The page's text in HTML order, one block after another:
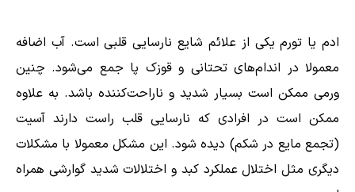
ادم یا تورم یکی از علائم شایع نارسایی قلبی است. آب اضافه
معمولا در اندام‌های تحتانی و قوزک پا جمع می‌شود. چنین
ورمی ممکن است بسیار شدید و ناراحت‌کننده باشد. به علاوه
ممکن است در افرادی که نارسایی قلب راست دارند آسیت
(تجمع مایع در شکم) دیده شود. این مشکل معمولا با مشکلات
دیگری مثل اختلال عملکرد کبد و اختلالات شدید گوارشی همراه